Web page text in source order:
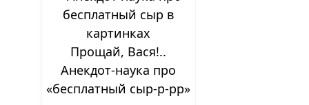
Прощай, Вася!..
Анекдот-наука про
«бесплатный сыр-р-рр»